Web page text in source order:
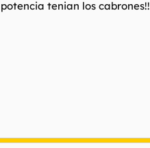
tenian los cabrones!!